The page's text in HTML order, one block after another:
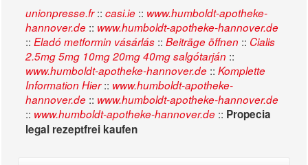
unionpresse.fr:: casi.ie :: www.humboldt-apotheke-
hannover.de :: www.humboldt-apotheke-hannover.de
:: Eladó metformin vásárlás :: Beiträge öffnen :: Cialis
2.5mg 5mg 10mg 20mg 40mg salgótarján ::
www.humboldt-apotheke-hannover.de :: Komplette
Information Hier:: www.humboldt-apotheke-
hannover.de :: www.humboldt-apotheke-hannover.de
:: www.humboldt-apotheke-hannover.de :: Propecia
legal rezeptfrei kaufen